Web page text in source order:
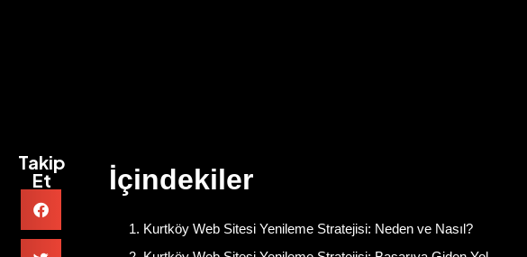
Takip
Et
İçindekiler
Kurtköy Web Sitesi Yenileme Stratejisi: Neden ve Nasıl?